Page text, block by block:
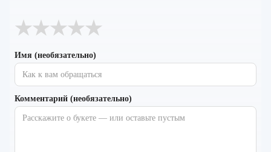
★
★
★
★
★
Имя (необязательно)
Комментарий (необязательно)